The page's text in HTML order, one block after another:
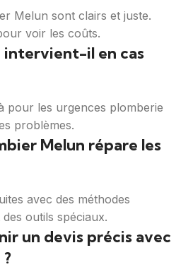
Melun sont clairs et juste.
voir les coûts.
intervient-il en cas
pour les urgences plomberie
problèmes.
Melun répare les
avec des méthodes
outils spéciaux.
un devis précis avec